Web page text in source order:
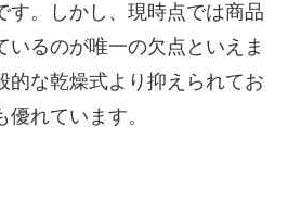
す。しかし、現時点では商品
いるのが唯一の欠点といえま
的な乾燥式より抑えられてお
優れています。